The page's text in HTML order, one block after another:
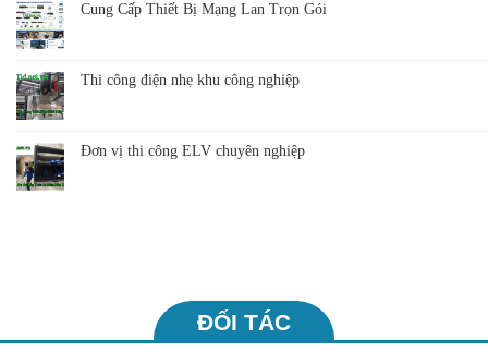
Cung Cấp Thiết Bị Mạng Lan Trọn Gói
Thi công điện nhẹ khu công nghiệp
Đơn vị thi công ELV chuyên nghiệp
ĐỐI TÁC